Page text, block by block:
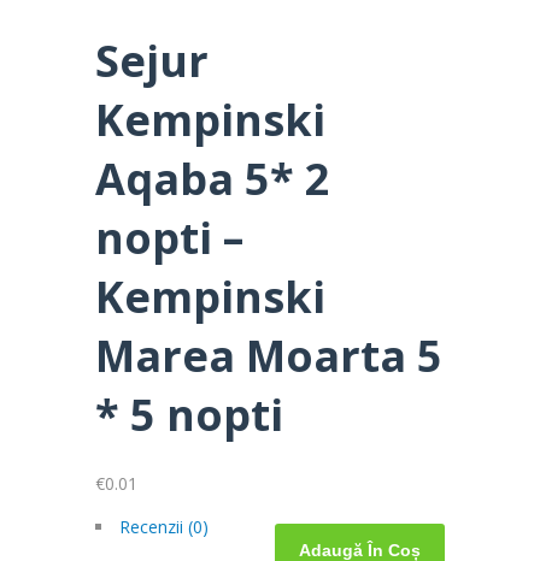
Sejur
Kempinski
Aqaba 5* 2
nopti –
Kempinski
Marea Moarta 5
* 5 nopti
€0.01
Cantitate
Adaugă În Coș
Recenzii (0)